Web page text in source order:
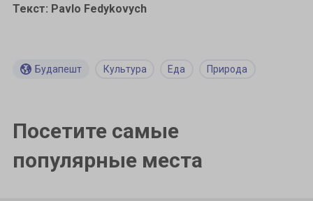
Текст: Pavlo Fedykovych
Будапешт Культура Еда Природа
Посетите самые
популярные места